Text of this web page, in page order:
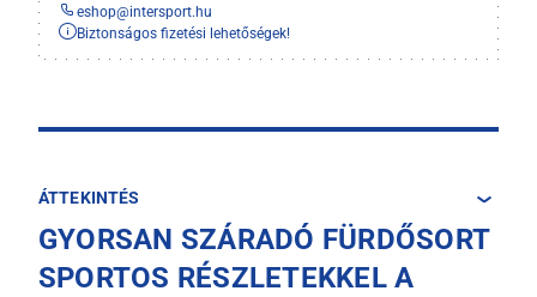
eshop@intersport.hu
Biztonságos fizetési lehetőségek!
ÁTTEKINTÉS
GYORSAN SZÁRADÓ FÜRDŐSORT
SPORTOS RÉSZLETEKKEL A